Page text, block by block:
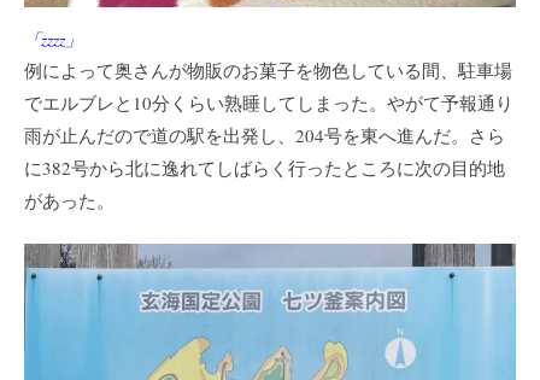
「zzzz」
例によって奥さんが物販のお菓子を物色している間、駐車場
でエルブレと10分くらい熟睡してしまった。やがて予報通り
雨が止んだので道の駅を出発し、204号を東へ進んだ。さら
に382号から北に逸れてしばらく行ったところに次の目的地
があった。